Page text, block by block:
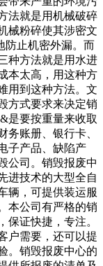
法就是用机械破碎
械粉碎使其涉密文
防止机密外漏。而
种方法就是用水进
本太高，用这种方
用到这种方法。文
方式要求来决定销
是要按重量来收取
务账册、银行卡、
子产品、缺陷产
公司。销毁报废中
进技术的大型全自
辆，可提供装运服
本公司有严格的销
保证快捷，专注。
户需要，还可以提
。销毁报废中心的